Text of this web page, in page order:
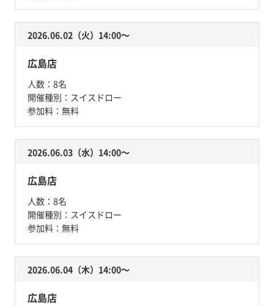
2026.06.02（火）14:00〜
広島店
人数： 8名
開催種別： スイスドロー
参加料： 無料
2026.06.03（水）14:00〜
広島店
人数： 8名
開催種別： スイスドロー
参加料： 無料
2026.06.04（木）14:00〜
広島店